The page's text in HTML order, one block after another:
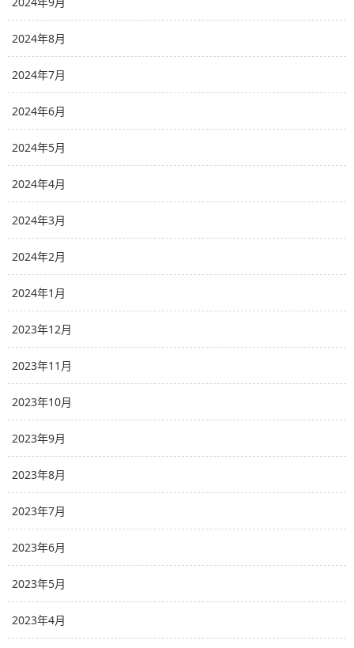
2024年8月
2024年7月
2024年6月
2024年5月
2024年4月
2024年3月
2024年2月
2024年1月
2023年12月
2023年11月
2023年10月
2023年9月
2023年8月
2023年7月
2023年6月
2023年5月
2023年4月